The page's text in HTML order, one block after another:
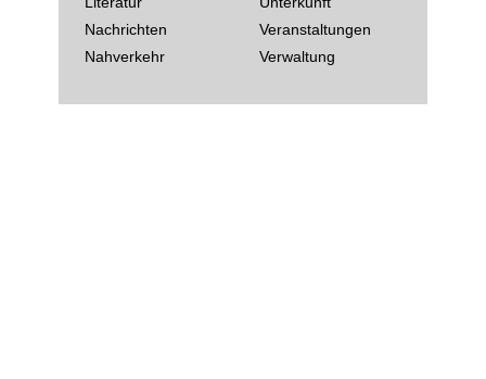
Nachrichten
Nahverkehr
Veranstaltungen
Verwaltung